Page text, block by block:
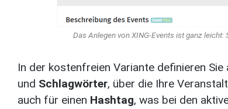
Das Anlegen von XING-Events ist ganz leicht:
In der kostenfreien Variante definieren
und Schlagwörter, über die Ihre
auch für einen Hashtag, was bei den